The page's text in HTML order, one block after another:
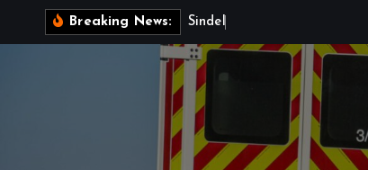
Breaking News: Sind e